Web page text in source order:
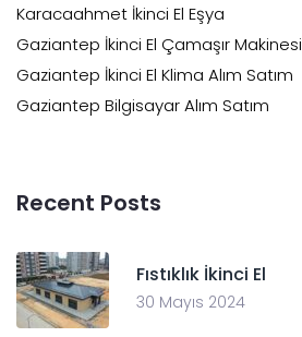
Karacaahmet İkinci El Eşya
Gaziantep İkinci El Çamaşır Makinesi
Gaziantep İkinci El Klima Alım Satım
Gaziantep Bilgisayar Alım Satım
Recent Posts
Fıstıklık İkinci El
30 Mayıs 2024